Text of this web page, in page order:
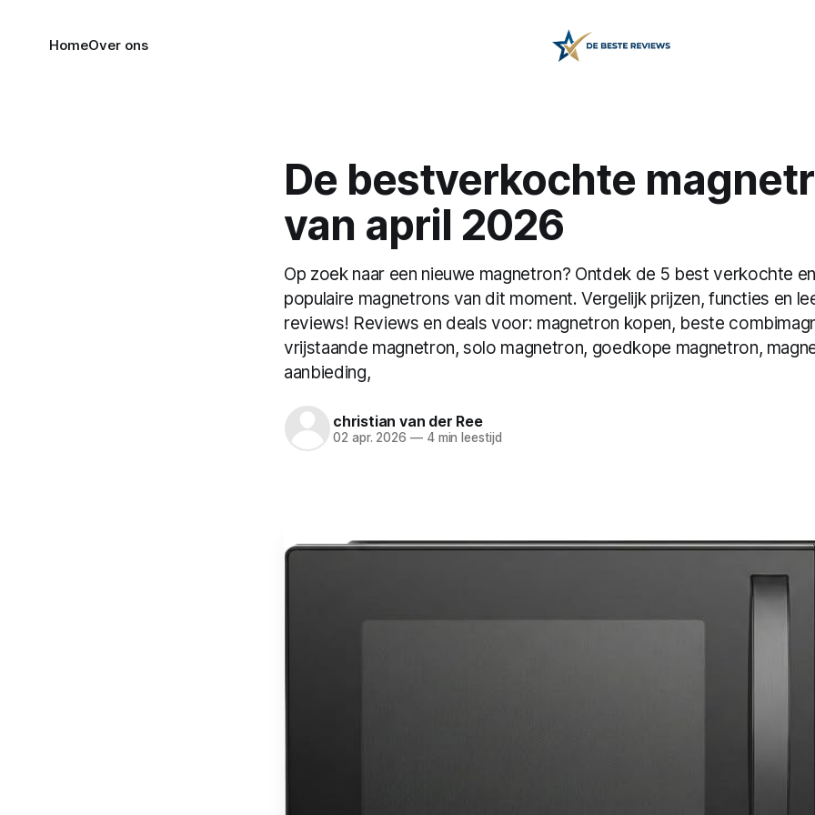
HomeOver ons
De bestverkochte
van april 2026
Op zoek naar een nieuwe magnetron? Ontdek de 5 best verkochte
populaire magnetrons van dit moment. Vergelijk prijzen, functies en
reviews! Reviews en deals voor: magnetron kopen, beste
vrijstaande magnetron, solo magnetron, goedkope magnetron,
aanbieding,
christian van der Ree
02 apr. 2026 —4 min leestijd